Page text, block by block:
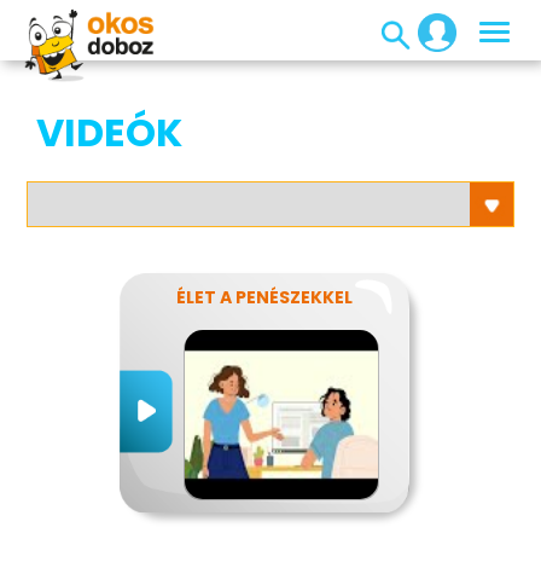
VIDEÓK
ÉLET A PENÉSZEKKEL